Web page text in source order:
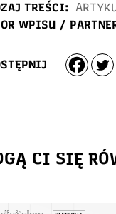
TREŚCI:
WPISU /
CI SIĘ